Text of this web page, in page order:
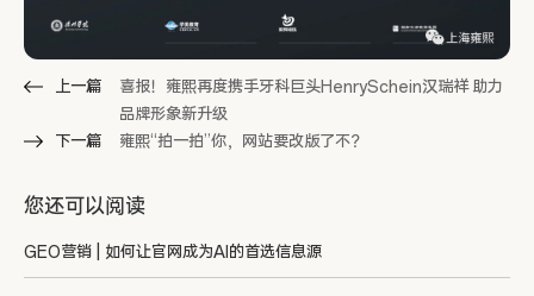
上一篇
喜报！雍熙再度携手牙科巨头HenrySchein汉瑞祥 助力
品牌形象新升级
下一篇
雍熙“拍一拍”你，网站要改版了不？
您还可以阅读
GEO营销 | 如何让官网成为AI的首选信息源